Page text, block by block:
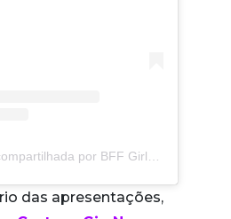
das apresentações,